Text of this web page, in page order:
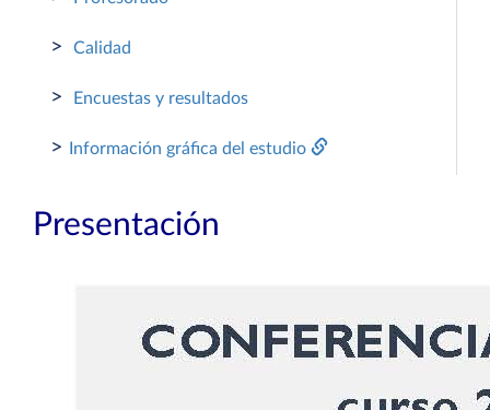
> Calidad
> Encuestas y resultados
> Información gráfica del estudio
Presentación